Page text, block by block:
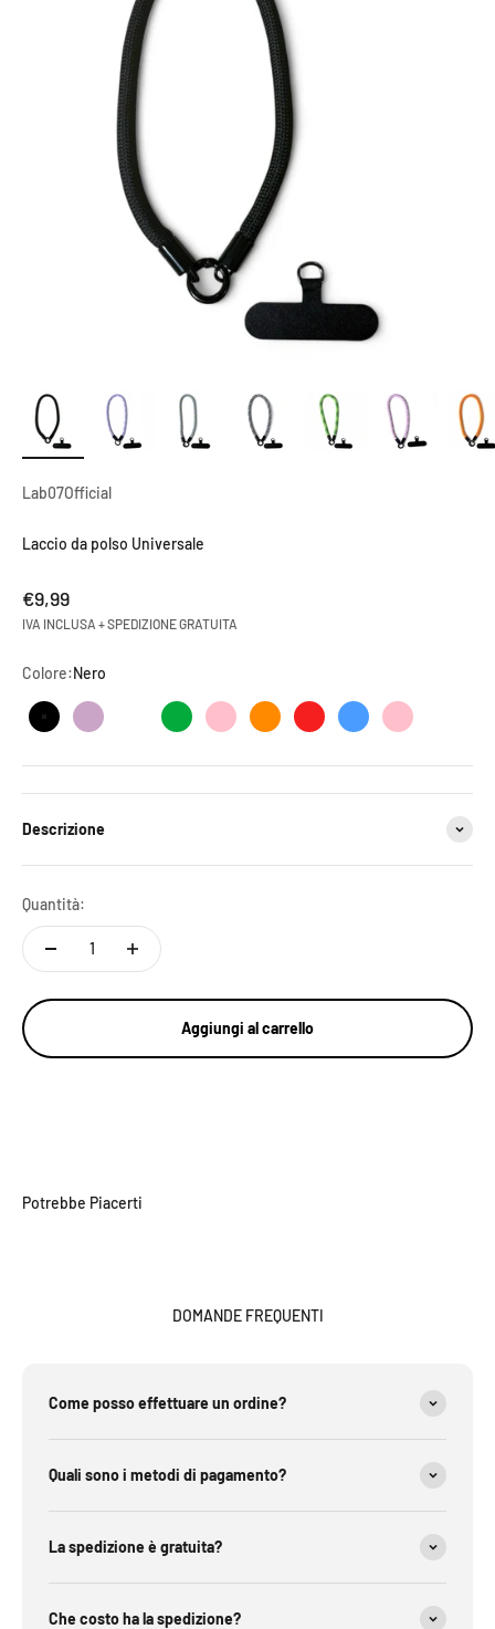
Lab07Official
Laccio da polso Universale
Prezzo scontato
€9,99
IVA INCLUSA + SPEDIZIONE GRATUITA
Colore:Nero
Nero Lilla Bianco e Nero
Verde Rosa ArancioneRossoAzzurroAzzurro e
Descrizione
Quantità:
Aggiungi al carrello
Potrebbe Piacerti
DOMANDE FREQUENTI
Come posso effettuare un ordine?
Quali sono i metodi di pagamento?
La spedizione è gratuita?
Che costo ha la spedizione?